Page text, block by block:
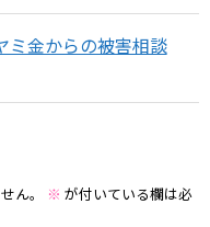
ミ金からの被害相談
ん。 ※ が付いている欄は必